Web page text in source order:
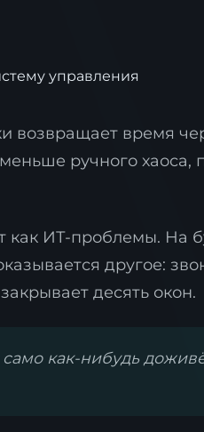
возвращает время
ручного хаоса,
ИТ-проблемы. На
другое:
десять окон.
как-нибудь